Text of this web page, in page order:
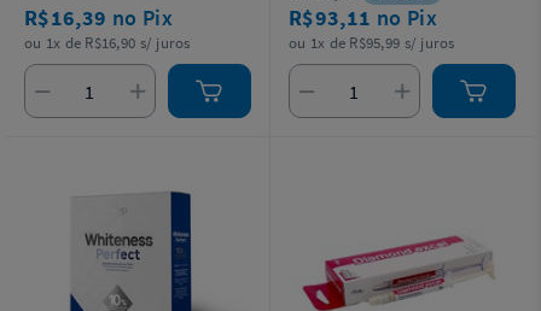
R$16,39 no Pix
ou 1x de R$16,90 s/ juros
R$93,11 no Pix
ou 1x de R$95,99 s/ juros